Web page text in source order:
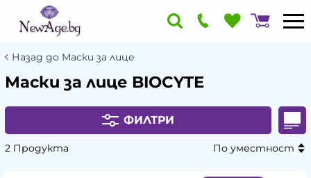
Назад до Маски за лице
Маски за лице BIOCYTE
ФИЛТРИ
2 Продукта По уместност